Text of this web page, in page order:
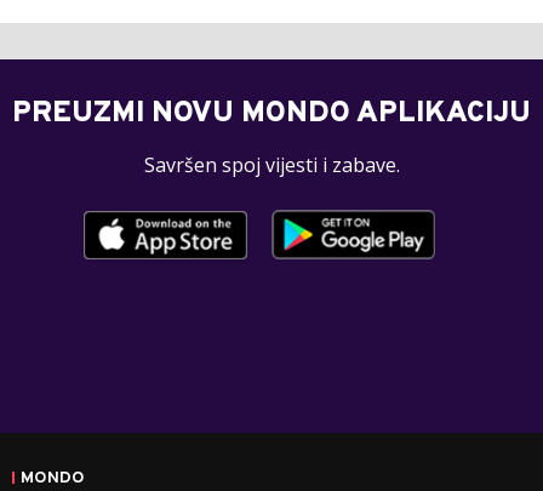
PREUZMI NOVU MONDO APLIKACIJU
Savršen spoj vijesti i zabave.
MONDO